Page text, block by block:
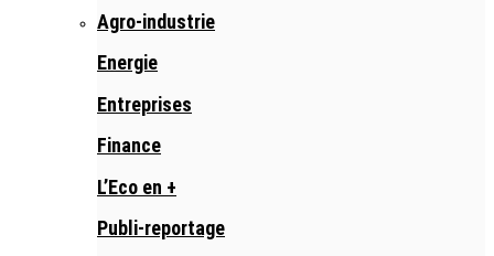
Agro-industrie
Energie
Entreprises
Finance
L’Eco en +
Publi-reportage